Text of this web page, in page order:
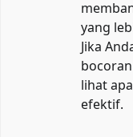
yang
Jika
lihat
efektif.